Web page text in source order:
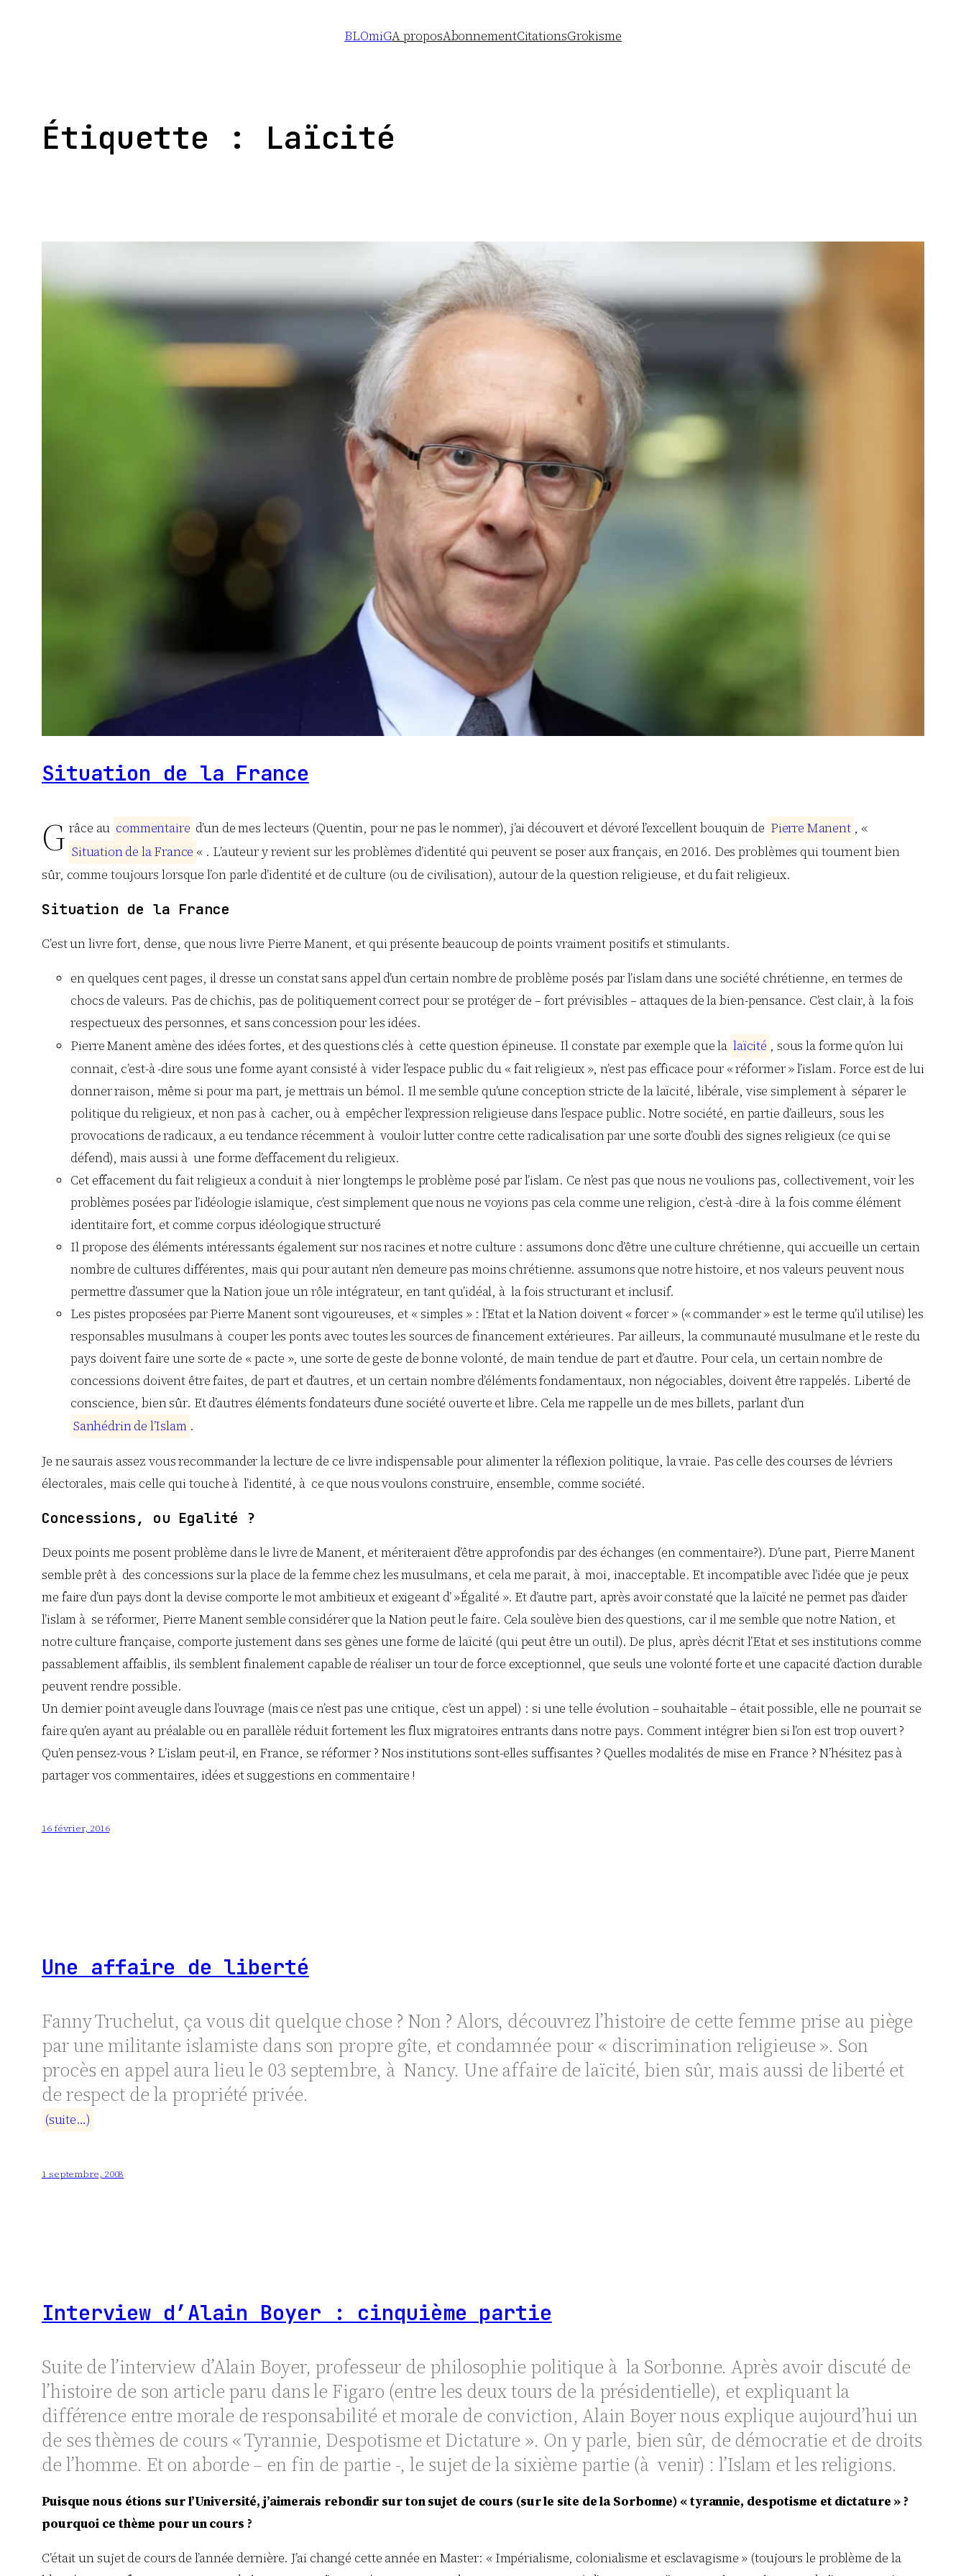
BLOmiGA proposAbonnementCitationsGrokisme
Étiquette : Laïcité
Situation de la France
G râce au commentaire d’un de mes lecteurs (Quentin, pour ne pas le nommer), j’ai découvert et dévoré l’excellent bouquin de Pierre Manent , «
Situationde laFrance « . L’auteur y revient sur les problèmes d’identité qui peuvent se poser aux français, en 2016. Des problèmes qui tournent bien
sûr, comme toujours lorsque l’on parle d’identité et de culture (ou de civilisation), autour de la question religieuse, et du fait religieux.
Situation de la France
C’est un livre fort, dense, que nous livre Pierre Manent, et qui présente beaucoup de points vraiment positifs et stimulants.
en quelques cent pages, il dresse un constat sans appel d’un certain nombre de problème posés par l’islam dans une société chrétienne, en termes de
chocs de valeurs. Pas de chichis, pas de politiquement correct pour se protéger de – fort prévisibles – attaques de la bien-pensance. C’est clair, à la fois
respectueux des personnes, et sans concession pour les idées.
Pierre Manent amène des idées fortes, et des questions clés à cette question épineuse. Il constate par exemple que la laïcité , sous la forme qu’on lui
connait, c’est-à -dire sous une forme ayant consisté à vider l’espace public du « fait religieux », n’est pas efficace pour « réformer » l’islam. Force est de lui
donner raison, même si pour ma part, je mettrais un bémol. Il me semble qu’une conception stricte de la laïcité, libérale, vise simplement à séparer le
politique du religieux, et non pas à cacher, ou à empêcher l’expression religieuse dans l’espace public. Notre société, en partie d’ailleurs, sous les
provocations de radicaux, a eu tendance récemment à vouloir lutter contre cette radicalisation par une sorte d’oubli des signes religieux (ce qui se
défend), mais aussi à une forme d’effacement du religieux.
Cet effacement du fait religieux a conduit à nier longtemps le problème posé par l’islam. Ce n’est pas que nous ne voulions pas, collectivement, voir les
problèmes posées par l’idéologie islamique, c’est simplement que nous ne voyions pas cela comme une religion, c’est-à -dire à la fois comme élément
identitaire fort, et comme corpus idéologique structuré
Il propose des éléments intéressants également sur nos racines et notre culture : assumons donc d’être une culture chrétienne, qui accueille un certain
nombre de cultures différentes, mais qui pour autant n’en demeure pas moins chrétienne. assumons que notre histoire, et nos valeurs peuvent nous
permettre d’assumer que la Nation joue un rôle intégrateur, en tant qu’idéal, à la fois structurant et inclusif.
Les pistes proposées par Pierre Manent sont vigoureuses, et « simples » : l’Etat et la Nation doivent « forcer » (« commander » est le terme qu’il utilise) les
responsables musulmans à couper les ponts avec toutes les sources de financement extérieures. Par ailleurs, la communauté musulmane et le reste du
pays doivent faire une sorte de « pacte », une sorte de geste de bonne volonté, de main tendue de part et d’autre. Pour cela, un certain nombre de
concessions doivent être faites, de part et d’autres, et un certain nombre d’éléments fondamentaux, non négociables, doivent être rappelés. Liberté de
conscience, bien sûr. Et d’autres éléments fondateurs d’une société ouverte et libre. Cela me rappelle un de mes billets, parlant d’un
Sanhédrinde l’Islam .
Je ne saurais assez vous recommander la lecture de ce livre indispensable pour alimenter la réflexion politique, la vraie. Pas celle des courses de lévriers
électorales, mais celle qui touche à l’identité, à ce que nous voulons construire, ensemble, comme société.
Concessions, ou Egalité ?
Deux points me posent problème dans le livre de Manent, et mériteraient d’être approfondis par des échanges (en commentaire?). D’une part, Pierre Manent
semble prêt à des concessions sur la place de la femme chez les musulmans, et cela me parait, à moi, inacceptable. Et incompatible avec l’idée que je peux
me faire d’un pays dont la devise comporte le mot ambitieux et exigeant d’ »Égalité ». Et d’autre part, après avoir constaté que la laïcité ne permet pas d’aider
l’islam à se réformer, Pierre Manent semble considérer que la Nation peut le faire. Cela soulève bien des questions, car il me semble que notre Nation, et
notre culture française, comporte justement dans ses gènes une forme de laïcité (qui peut être un outil). De plus, après décrit l’Etat et ses institutions comme
passablement affaiblis, ils semblent finalement capable de réaliser un tour de force exceptionnel, que seuls une volonté forte et une capacité d’action durable
peuvent rendre possible.
Un dernier point aveugle dans l’ouvrage (mais ce n’est pas une critique, c’est un appel) : si une telle évolution – souhaitable – était possible, elle ne pourrait se
faire qu’en ayant au préalable ou en parallèle réduit fortement les flux migratoires entrants dans notre pays. Comment intégrer bien si l’on est trop ouvert ?
Qu’en pensez-vous ? L’islam peut-il, en France, se réformer ? Nos institutions sont-elles suffisantes ? Quelles modalités de mise en France ? N’hésitez pas à
partager vos commentaires, idées et suggestions en commentaire !
16 février, 2016
Une affaire de liberté
FannyTruchelut, ça vous dit quelque chose ? Non ? Alors, découvrez l’histoire de cette femme prise au piège
par une militante islamiste dans son propre gîte, et condamnée pour « discrimination religieuse ». Son
procès en appel aura lieu le 03 septembre, à Nancy. Une affaire de laïcité, bien sûr, mais aussi de liberté et
de respect de la propriété privée.
(suite…)
1 septembre, 2008
Interview d’Alain Boyer : cinquième partie
Suite de l’interview d’Alain Boyer, professeur de philosophie politique à la Sorbonne. Après avoir discuté de
l’histoire de son article paru dans le Figaro (entre les deux tours de la présidentielle), et expliquant la
différence entre morale de responsabilité et morale de conviction, Alain Boyer nous explique aujourd’hui un
de ses thèmes de cours « Tyrannie, Despotisme et Dictature ». On y parle, bien sûr, de démocratie et de droits
de l’homme. Et on aborde – en fin de partie -, le sujet de la sixième partie (à venir) : l’Islam et les religions.
Puisque nous étions sur l’Université, j’aimerais rebondir sur ton sujet de cours (sur le site de la Sorbonne) « tyrannie, despotisme et dictature » ?
pourquoi ce thème pour un cours ?
C’était un sujet de cours de l’année dernière. J’ai changé cette année en Master: « Impérialisme, colonialisme et esclavagisme » (toujours le problème de la